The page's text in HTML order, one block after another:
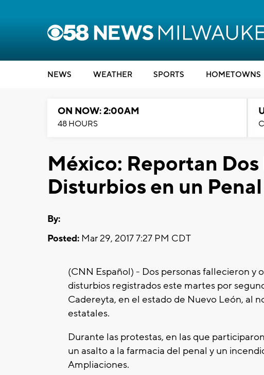
NEWS WEATHER SPORTS HOMETOWNS
ON NOW: 2:00AM
48 HOURS
México: Reportan
Disturbios en un
By:
Posted: Mar 29, 2017 7:27 PM CDT
(CNN Español) - Dos personas fallecieron y
disturbios registrados este martes por
Cadereyta, en el estado de Nuevo León, al
estatales.
Durante las protestas, en las que
un asalto a la farmacia del penal y un
Ampliaciones.